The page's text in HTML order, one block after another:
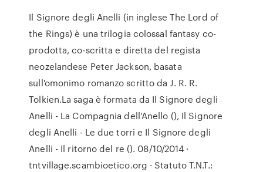
Il Signore degli Anelli (in inglese The Lord of
the Rings) è una trilogia colossal fantasy co-
prodotta, co-scritta e diretta del regista
neozelandese Peter Jackson, basata
sull'omonimo romanzo scritto da J. R. R.
Tolkien.La saga è formata da Il Signore degli
Anelli - La Compagnia dell'Anello (), Il Signore
degli Anelli - Le due torri e Il Signore degli
Anelli - Il ritorno del re (). 08/10/2014 ·
tntvillage.scambioetico.org · Statuto T.N.T.: